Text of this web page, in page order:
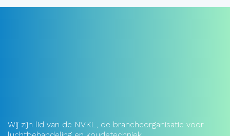
Wij zijn lid van de NVKL, de brancheorganisatie voor